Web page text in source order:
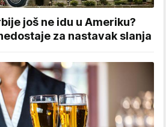
još ne idu u Ameriku?
za nastavak slanja